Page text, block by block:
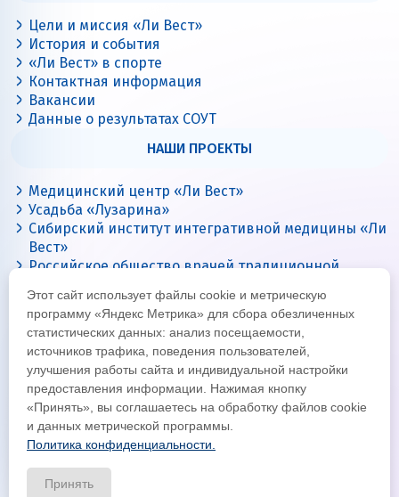
Цели и миссия «Ли Вест»
История и события
«Ли Вест» в спорте
Контактная информация
Вакансии
Данные о результатах СОУТ
НАШИ ПРОЕКТЫ
Медицинский центр «Ли Вест»
Усадьба «Лузарина»
Сибирский институт интегративной медицины «Ли
Вест»
Российское общество врачей традиционной
Цигун с Ли Вест
© Все права защищены 2026
Официальный интернет-сайт корпорации «Ли Вест»
Политика конфиденциальности и обработки данных
Этот сайт использует файлы cookie и метрическую
программу «Яндекс Метрика» для сбора обезличенных
статистических данных: анализ посещаемости,
источников трафика, поведения пользователей,
улучшения работы сайта и индивидуальной настройки
предоставления информации. Нажимая кнопку
«Принять», вы соглашаетесь на обработку файлов cookie
и данных метрической программы.
Политика конфиденциальности.
Принять